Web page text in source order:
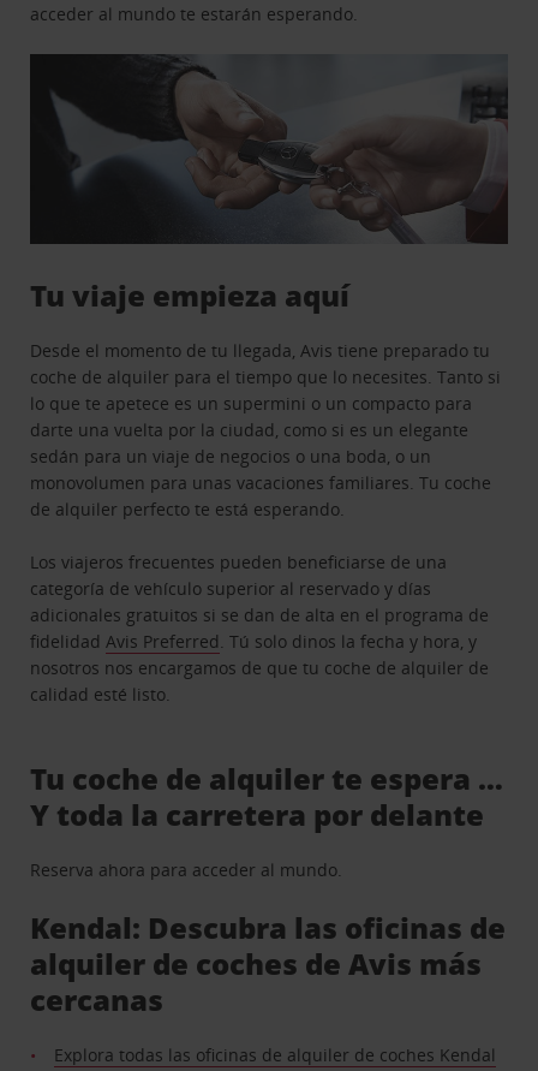
acceder al mundo te estarán esperando.
Tu viaje empieza aquí
Desde el momento de tu llegada, Avis tiene preparado tu
coche de alquiler para el tiempo que lo necesites. Tanto si
lo que te apetece es un supermini o un compacto para
darte una vuelta por la ciudad, como si es un elegante
sedán para un viaje de negocios o una boda, o un
monovolumen para unas vacaciones familiares. Tu coche
de alquiler perfecto te está esperando.
Los viajeros frecuentes pueden beneficiarse de una
categoría de vehículo superior al reservado y días
adicionales gratuitos si se dan de alta en el programa de
fidelidadAvis Preferred. Tú solo dinos la fecha y hora, y
nosotros nos encargamos de que tu coche de alquiler de
calidad esté listo.
Tu coche de alquiler te espera …
Y toda la carretera por delante
Reserva ahora para acceder al mundo.
Kendal: Descubra las oficinas de
alquiler de coches de Avis más
cercanas
Explora todas las oficinas de alquiler de coches Kendal